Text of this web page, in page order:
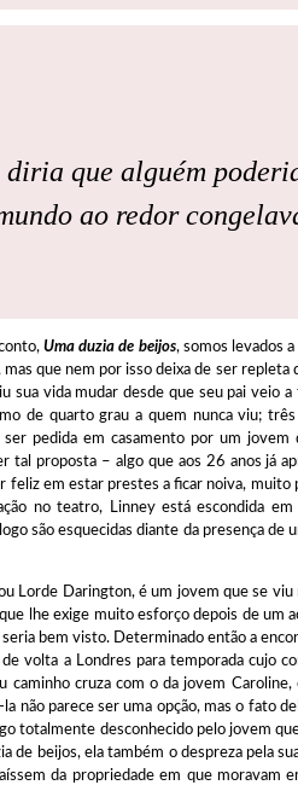
diria que alguém
ao redor
Uma duzia de beijos, somos levados
mas que nem por isso deixa de ser
sua vida mudar desde que seu pai veio
de quarto grau a quem nunca viu;
pedida em casamento por um
tal proposta – algo que aos 26 anos já
feliz em estar prestes a ficar noiva,
no teatro, Linney está escondida
são esquecidas diante da presença
Lorde Darington, é um jovem que se
lhe exige muito esforço depois de um
bem visto. Determinado então a
volta a Londres para temporada cujo
caminho cruza com o da jovem
não parece ser uma opção, mas o fato
totalmente desconhecido pelo jovem
de beijos, ela também o despreza pela
da propriedade em que moravam